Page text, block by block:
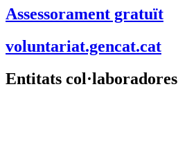
Assessorament gratuït
voluntariat.gencat.cat
Entitats col·laboradores